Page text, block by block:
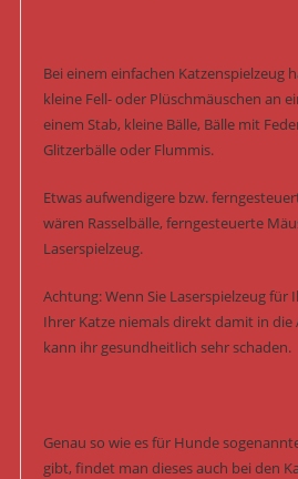
Bei einem einfachen Katzenspielzeug
kleine Fell- oder Plüschmäuschen an
einem Stab, kleine Bälle, Bälle mit
Glitzerbälle oder Flummis.
Etwas aufwendigere bzw.
wären Rasselbälle, ferngesteuerte
Laserspielzeug.
Achtung: Wenn Sie Laserspielzeug für
Ihrer Katze niemals direkt damit in die
kann ihr gesundheitlich sehr schaden.
Genau so wie es für Hunde
gibt, findet man dieses auch bei den